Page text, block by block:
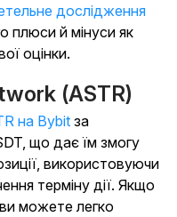
дослідження
плюси й мінуси як
оцінки.
(ASTR)
на Bybit за
що дає їм змогу
використовуючи
терміну дії. Якщо
можете легко